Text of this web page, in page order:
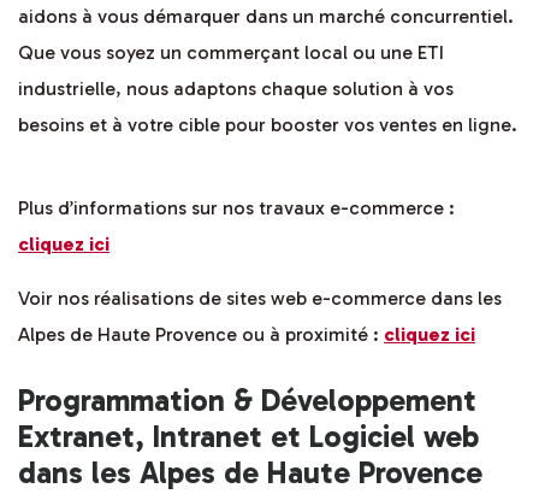
aidons à vous démarquer dans un marché concurrentiel.
Que vous soyez un commerçant local ou une ETI
industrielle, nous adaptons chaque solution à vos
besoins et à votre cible pour booster vos ventes en ligne.
Plus d’informations sur nos travaux e-commerce :
cliquez ici
Voir nos réalisations de sites web e-commerce dans les
Alpes de Haute Provence ou à proximité : cliquez ici
Programmation & Développement
Extranet, Intranet et Logiciel web
dans les Alpes de Haute Provence